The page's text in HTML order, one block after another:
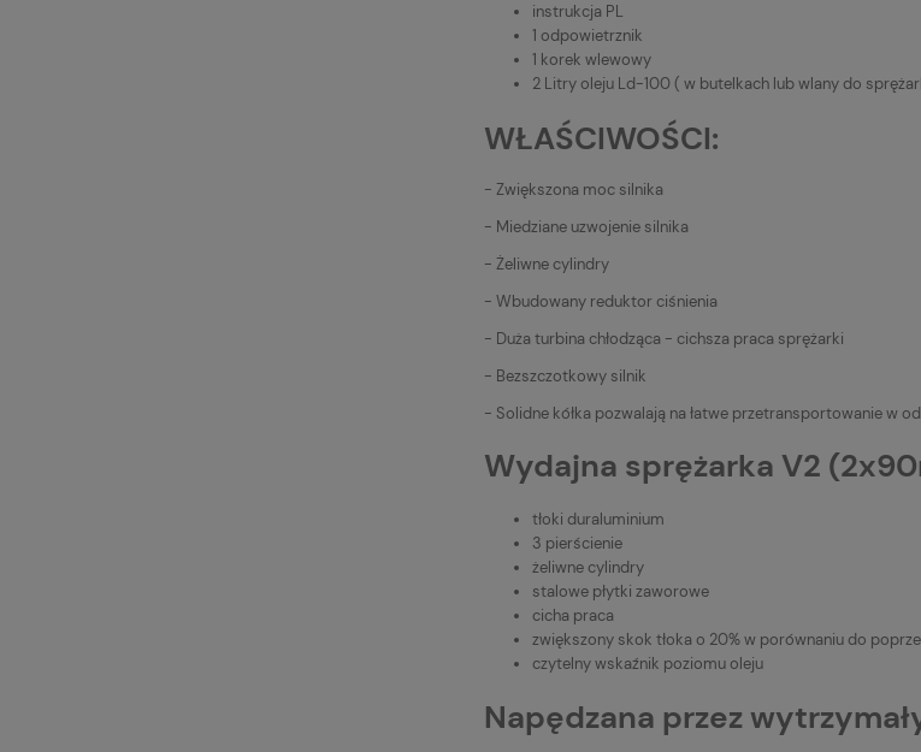
instrukcja PL
1 odpowietrznik
1 korek wlewowy
2 Litry oleju Ld-100 ( w butelkach lub wlany do
WŁAŚCIWOŚCI:
- Zwiększona moc silnika
- Miedziane uzwojenie silnika
- Żeliwne cylindry
- Wbudowany reduktor ciśnienia
- Duża turbina chłodząca - cichsza praca sprężarki
- Bezszczotkowy silnik
- Solidne kółka pozwalają na łatwe przetransportowanie w
Wydajna sprężarka V2
tłoki duraluminium
3 pierścienie
żeliwne cylindry
stalowe płytki zaworowe
cicha praca
zwiększony skok tłoka o 20% w porównaniu do
czytelny wskaźnik poziomu oleju
Napędzana przez